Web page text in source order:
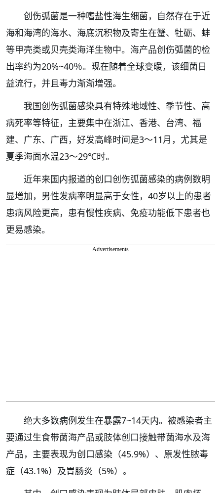
创伤弧菌是一种嗜盐性海生细菌，自然存在于近
海和海湾的海水、海底沉积物及寄生在蟹、牡砺、蚌
等甲壳类或贝壳类海洋生物中。海产品创伤弧菌的检
出率约为20%~40％。现在随着全球变暖，该细菌日
益流行，并且毒力渐渐增强。
我国创伤弧菌感染具有特殊地域性、季节性、高
病死率等特征，主要集中在浙江、香港、台湾、福
建、广东、广西，好发高峰时间是3～11月，尤其是
夏季海面水温23～29℃时。
近年来国内报道的创口创伤弧菌感染的病例数明
显增加，男性发病率明显高于女性，40岁以上的患者
患病风险更高，患有慢性疾病、免疫功能低下患者也
更易感染。
Advertisements
绝大多数病例发生在暴露7~14天内。被感染者主
要通过生食带菌海产品或肢体创口接触带菌海水及海
产品，主要表现为创口感染（45.9%）、原发性脓毒
症（43.1%）及胃肠炎（5%）。